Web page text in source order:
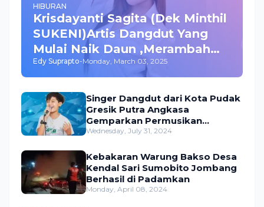
HIBURAN
Krisdayanti Sagita (Dek Minthil
SUKENI)Artis Dangdut Yang
Mulai Naik Daun ,Merambah
Bisnis dan Akting
Edy Suprapto-Monday, March 03, 2025
Singer Dangdut dari Kota Pudak
Gresik Putra Angkasa
Gemparkan Permusikan
Dangdut Indonesia
Wednesday, July 31, 2024
Kebakaran Warung Bakso Desa
Kendal Sari Sumobito Jombang
Berhasil di Padamkan
Monday, April 08, 2024